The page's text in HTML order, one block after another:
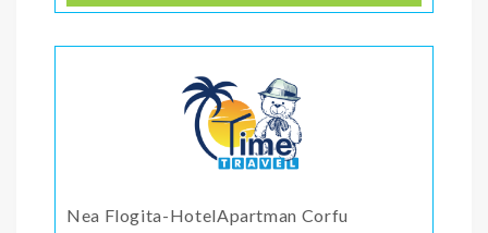
Nea Flogita-HotelApartman Corfu